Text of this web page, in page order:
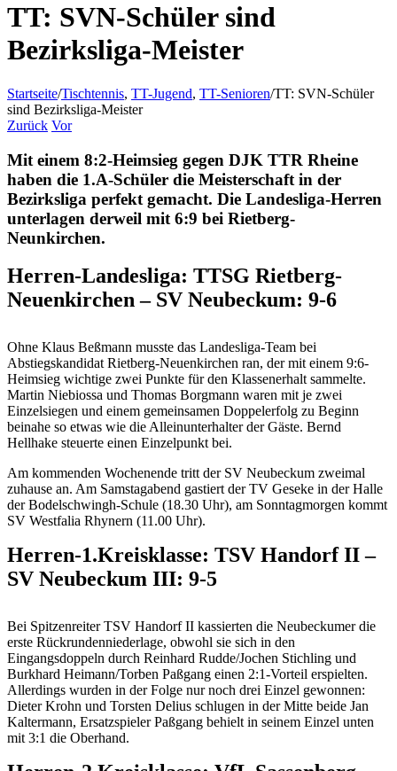
TT: SVN-Schüler sind
Bezirksliga-Meister
Startseite/Tischtennis, TT-Jugend, TT-Senioren/TT: SVN-Schüler
sind Bezirksliga-Meister
Zurück Vor
Mit einem 8:2-Heimsieg gegen DJK TTR Rheine
haben die 1.A-Schüler die Meisterschaft in der
Bezirksliga perfekt gemacht. Die Landesliga-Herren
unterlagen derweil mit 6:9 bei Rietberg-
Neunkirchen.
Herren-Landesliga: TTSG Rietberg-
Neuenkirchen – SV Neubeckum: 9-6
Ohne Klaus Beßmann musste das Landesliga-Team bei
Abstiegskandidat Rietberg-Neuenkirchen ran, der mit einem 9:6-
Heimsieg wichtige zwei Punkte für den Klassenerhalt sammelte.
Martin Niebiossa und Thomas Borgmann waren mit je zwei
Einzelsiegen und einem gemeinsamen Doppelerfolg zu Beginn
beinahe so etwas wie die Alleinunterhalter der Gäste. Bernd
Hellhake steuerte einen Einzelpunkt bei.
Am kommenden Wochenende tritt der SV Neubeckum zweimal
zuhause an. Am Samstagabend gastiert der TV Geseke in der Halle
der Bodelschwingh-Schule (18.30 Uhr), am Sonntagmorgen kommt
SV Westfalia Rhynern (11.00 Uhr).
Herren-1.Kreisklasse: TSV Handorf II –
SV Neubeckum III: 9-5
Bei Spitzenreiter TSV Handorf II kassierten die Neubeckumer die
erste Rückrundenniederlage, obwohl sie sich in den
Eingangsdoppeln durch Reinhard Rudde/Jochen Stichling und
Burkhard Heimann/Torben Paßgang einen 2:1-Vorteil erspielten.
Allerdings wurden in der Folge nur noch drei Einzel gewonnen:
Dieter Krohn und Torsten Delius schlugen in der Mitte beide Jan
Kaltermann, Ersatzspieler Paßgang behielt in seinem Einzel unten
mit 3:1 die Oberhand.